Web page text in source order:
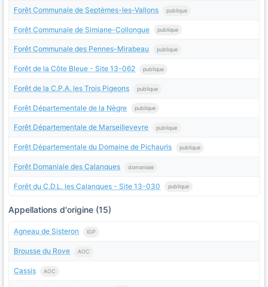
Forêt Communale de Septèmes-les-Vallons publique
Forêt Communale de Simiane-Collongue publique
Forêt Communale des Pennes-Mirabeau publique
Forêt de la Côte Bleue - Site 13-062 publique
Forêt de la C.P.A. les Trois Pigeons publique
Forêt Départementale de la Nègre publique
Forêt Départementale de Marseilleveyre publique
Forêt Départementale du Domaine de Pichauris publique
Forêt Domaniale des Calanques domaniale
Forêt du C.D.L. les Calanques - Site 13-030 publique
Appellations d'origine (15)
Agneau de Sisteron IGP
Brousse du Rove AOC
Cassis AOC